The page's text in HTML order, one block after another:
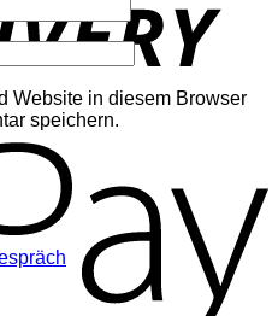
Website in diesem Browser
speichern.